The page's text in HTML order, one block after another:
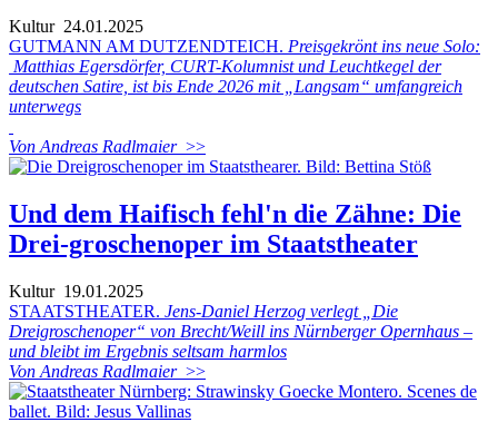
Kultur24.01.2025
GUTMANN AM DUTZENDTEICH. Preisgekrönt ins neue Solo:
Matthias Egersdörfer, CURT-Kolumnist und Leuchtkegel der
deutschen Satire, ist bis Ende 2026 mit „Langsam“ umfangreich
unterwegs
Von Andreas Radlmaier>>
Und dem Haifisch fehl'n die Zähne: Die
Drei-groschenoper im Staatstheater
Kultur19.01.2025
STAATSTHEATER. Jens-Daniel Herzog verlegt „Die
Dreigroschenoper“ von Brecht/Weill ins Nürnberger Opernhaus –
und bleibt im Ergebnis seltsam harmlos
Von Andreas Radlmaier>>